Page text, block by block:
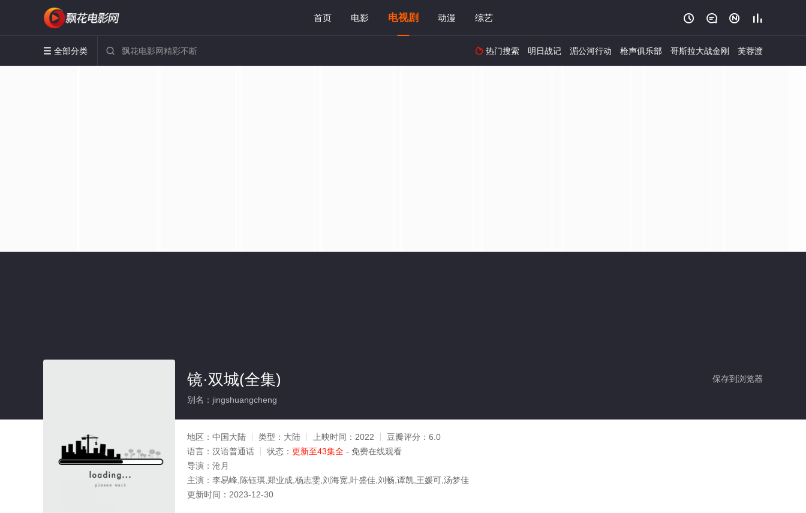
首页 电影 电视剧 动漫 综艺    
 全部分类   热门搜索 明日战记 湄公河行动 枪声俱乐部 哥斯拉大战金刚 芙蓉渡
保存到浏览器
镜·双城(全集)
别名：jingshuangcheng
地区： 中国大陆 类型： 大陆 上映时间： 2022 豆瓣评分： 6.0
语言： 汉语普通话 状态： 更新至43集全 - 免费在线观看
导演： 沧月
主演： 李易峰,陈钰琪,郑业成,杨志雯,刘海宽,叶盛佳,刘畅,谭凯,王媛可,汤梦佳
更新时间： 2023-12-30